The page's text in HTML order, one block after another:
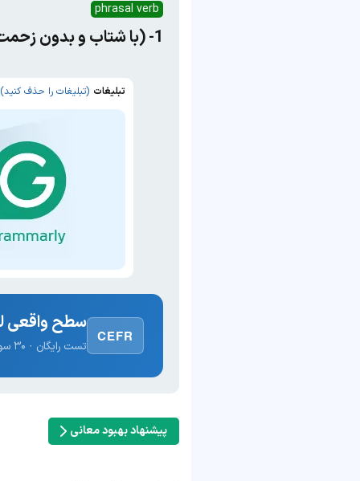
phrasal verb
1- (با شتاب و بدون زحمت) انجام دادن، نوشتن، ساختن 2- سرکشیدن، لاجرعه نوشیدن
تبلیغات (تبلیغات را حذف کنید)
CEFR
سطح واقعی
تست رایگان · ۳۰ سوال · نتیجه فوری
پیشنهاد بهبود معانی